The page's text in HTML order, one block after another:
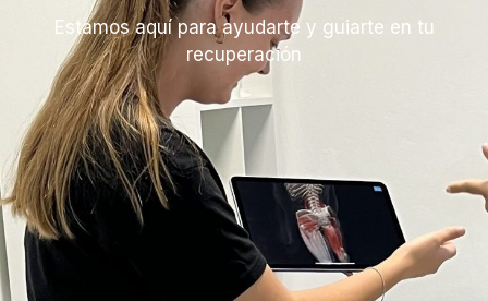
Estamos aquí para ayudarte y guiarte en tu
recuperación